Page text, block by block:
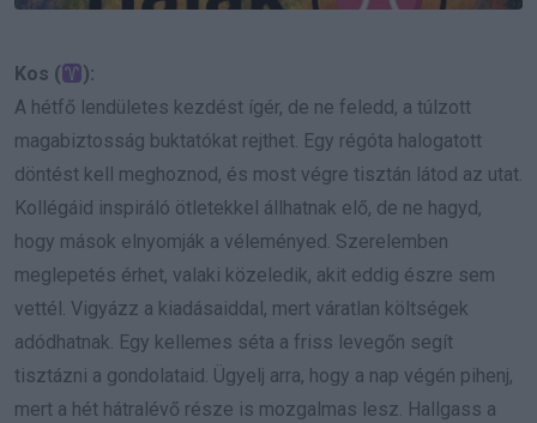
Kos (
):
A hétfő lendületes kezdést ígér, de ne feledd, a túlzott
magabiztosság buktatókat rejthet. Egy régóta halogatott
döntést kell meghoznod, és most végre tisztán látod az utat.
Kollégáid inspiráló ötletekkel állhatnak elő, de ne hagyd,
hogy mások elnyomják a véleményed. Szerelemben
meglepetés érhet, valaki közeledik, akit eddig észre sem
vettél. Vigyázz a kiadásaiddal, mert váratlan költségek
adódhatnak. Egy kellemes séta a friss levegőn segít
tisztázni a gondolataid. Ügyelj arra, hogy a nap végén pihenj,
mert a hét hátralévő része is mozgalmas lesz. Hallgass a